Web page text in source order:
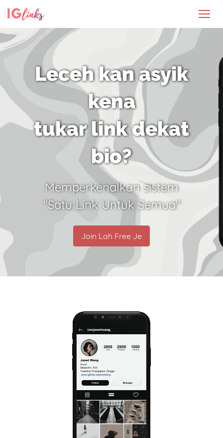
Leceh kan asyik
kena
tukar link dekat
bio?
Memperkenalkan sistem
"Satu Link Untuk Semua"
Join Lah Free Je